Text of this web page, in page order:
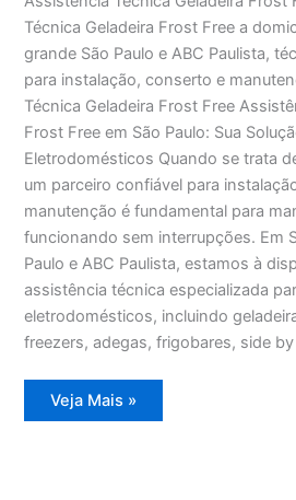
Técnica Geladeira Frost Free a
grande São Paulo e ABC Paulista,
para instalação, conserto e
Técnica Geladeira Frost Free
Frost Free em São Paulo: Sua
Eletrodomésticos Quando se trata
um parceiro confiável para
manutenção é fundamental para
funcionando sem interrupções. Em
Paulo e ABC Paulista, estamos à
assistência técnica especializada
eletrodomésticos, incluindo
freezers, adegas, frigobares, side
Assistência
Técnica
Veja Mais »